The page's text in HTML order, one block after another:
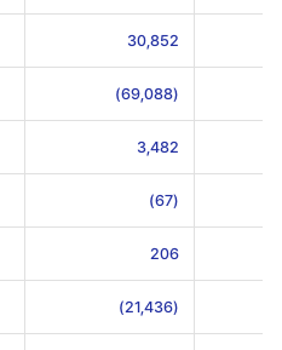
30,852
(69,088)
3,482
(67)
206
(21,436)